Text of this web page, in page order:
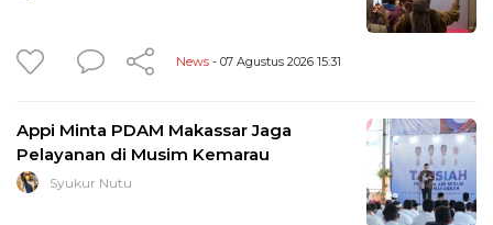
News - 07 Agustus 2026 15:31
Appi Minta PDAM Makassar Jaga
Pelayanan di Musim Kemarau
Syukur Nutu